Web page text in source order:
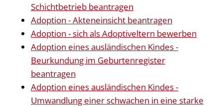
Schichtbetrieb beantragen
Adoption - Akteneinsicht beantragen
Adoption - sich als Adoptiveltern bewerben
Adoption eines ausländischen Kindes -
Beurkundung im Geburtenregister
beantragen
Adoption eines ausländischen Kindes -
Umwandlung einer schwachen in eine starke